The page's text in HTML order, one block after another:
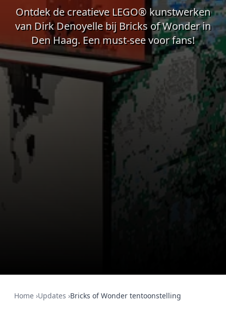
Ontdek de creatieve LEGO® kunstwerken
van Dirk Denoyelle bij Bricks of Wonder in
Den Haag. Een must-see voor fans!
Home ›Updates ›Bricks of Wonder tentoonstelling